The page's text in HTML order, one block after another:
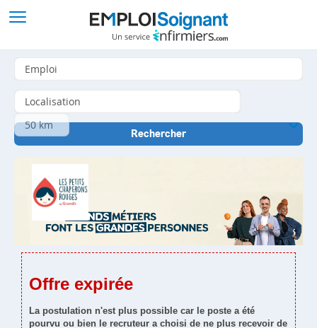
Offre expirée
La postulation n'est plus possible car le poste a été
pourvu ou bien le recruteur a choisi de ne plus recevoir de